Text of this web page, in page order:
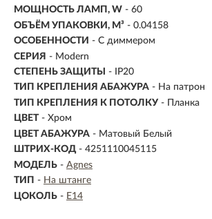
МОЩНОСТЬ ЛАМП, W - 60
ОБЪЁМ УПАКОВКИ, М³ - 0.04158
ОСОБЕННОСТИ - С диммером
СЕРИЯ - Modern
СТЕПЕНЬ ЗАЩИТЫ
- IP20
ТИП КРЕПЛЕНИЯ АБАЖУРА - На патрон
ТИП КРЕПЛЕНИЯ К ПОТОЛКУ - Планка
ЦВЕТ - Хром
ЦВЕТ АБАЖУРА - Матовый Белый
ШТРИХ-КОД - 4251110045115
МОДЕЛЬ - Agnes
ТИП - На штанге
ЦОКОЛЬ - E14